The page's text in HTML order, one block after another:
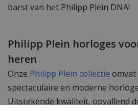
barst van het Philipp Plein DNA!
Philipp Plein horloges
heren
Onze Philipp Plein collectie omvat
spectaculaire en moderne
Uitstekende kwaliteit, opvallend